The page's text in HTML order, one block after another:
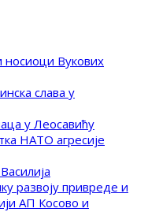
носиоци Вукових
слава у
у Леосавићу
НАТО агресије
развоју привреде и
АП Косово и